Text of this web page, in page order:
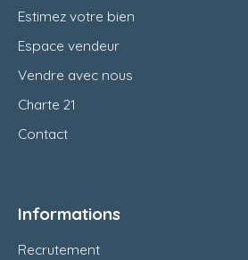
Estimez votre bien
Espace vendeur
Vendre avec nous
Charte 21
Contact
Informations
Recrutement